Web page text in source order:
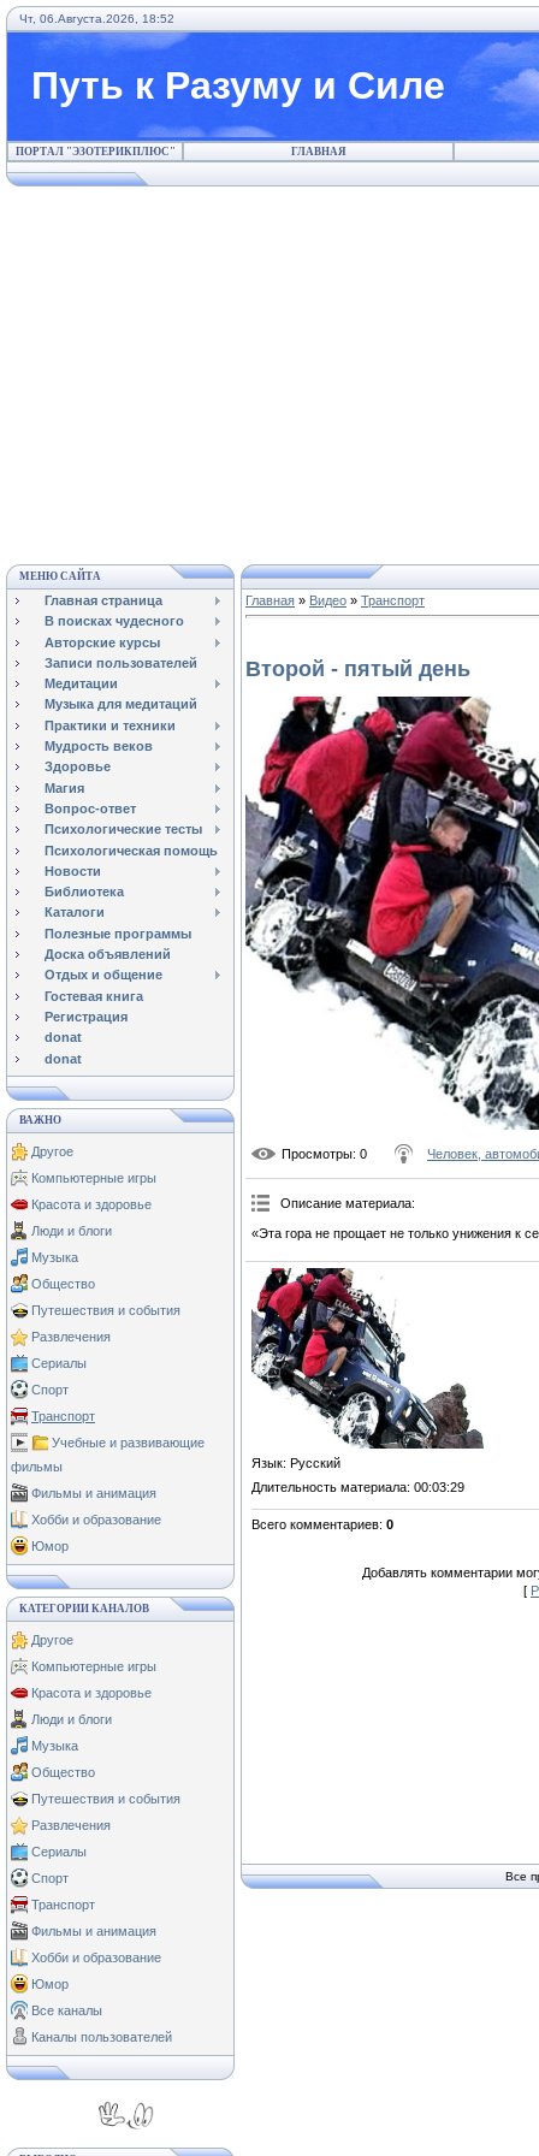
Чт, 06.Августа.2026, 18:52
Путь к Разуму и Силе
ПОРТАЛ "ЭЗОТЕРИКПЛЮС" ГЛАВНАЯ
МЕНЮ САЙТА
Главная страница
В поисках чудесного
Авторские курсы
Записи пользователей
Медитации
Музыка для медитаций
Практики и техники
Мудрость веков
Здоровье
Магия
Вопрос-ответ
Психологические тесты
Психологическая помощь
Новости
Библиотека
Каталоги
Полезные программы
Доска объявлений
Отдых и общение
Гостевая книга
Регистрация
donat
donat
ВАЖНО
Другое
Компьютерные игры
Красота и здоровье
Люди и блоги
Музыка
Общество
Путешествия и события
Развлечения
Сериалы
Спорт
Транспорт
Учебные и развивающие
фильмы
Фильмы и анимация
Хобби и образование
Юмор
КАТЕГОРИИ КАНАЛОВ
Другое
Компьютерные игры
Красота и здоровье
Люди и блоги
Музыка
Общество
Путешествия и события
Развлечения
Сериалы
Спорт
Транспорт
Фильмы и анимация
Хобби и образование
Юмор
Все каналы
Каналы пользователей
Главная » Видео » Транспорт
Второй - пятый день
Просмотры: 0 Человек,
Описание материала:
«Эта гора не прощает не только унижения к
Язык: Русский
Длительность материала: 00:03:29
Всего комментариев: 0
Добавлять комментарии
[
Все